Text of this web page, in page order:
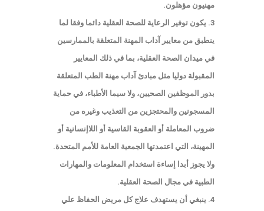
مهنيون مؤهلون.
3. يكون توفير الرعاية للصحة العقلية دائما وفقا لما
ينطبق من معايير آداب المهنة المتعلقة بالممارسين
في ميدان الصحة العقلية، بما في ذلك المعايير
المقبولة دوليا مثل مبادئ آداب مهنة الطب المتعلقة
بدور الموظفين الصحيين، ولا سيما الأطباء، في حماية
المسجونين والمحتجزين من التعذيب وغيره من
ضروب المعاملة أو العقوبة القاسية أو اللاإنسانية أو
المهينة، التي اعتمدتها الجمعية العامة للأمم المتحدة.
ولا يجوز أبدا إساءة استخدام المعلومات والمهارات
الطبية في مجال الصحة العقلية.
4. ينبغي أن يستهدف علاج كل مريض الحفاظ علي